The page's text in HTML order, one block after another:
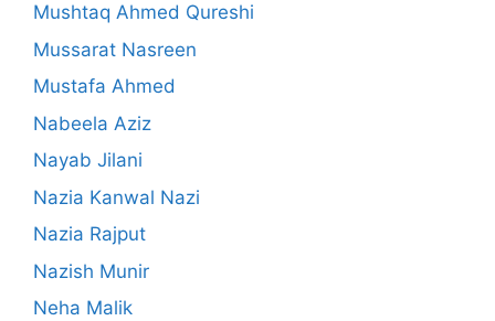
Mushtaq Ahmed Qureshi
Mussarat Nasreen
Mustafa Ahmed
Nabeela Aziz
Nayab Jilani
Nazia Kanwal Nazi
Nazia Rajput
Nazish Munir
Neha Malik